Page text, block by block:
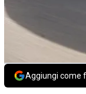
Aggiungi come